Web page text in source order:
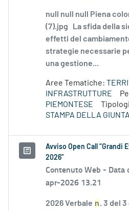
null null null Piena
(7).jpg La sfida della
effetti del
strategie necessarie
una gestione...
Aree Tematiche:
INFRASTRUTTURE
PIEMONTESE
STAMPA DELLA GIUNTA
Avviso Open Call “Grandi
2026”
Contenuto Web - Data
apr-2026 13.21
2026 Verbale n. 3 del